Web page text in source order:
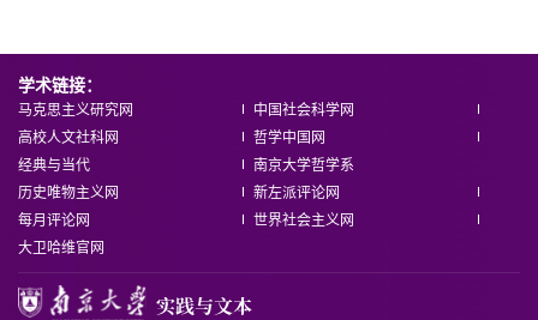
学术链接：
马克思主义研究网
中国社会科学网
高校人文社科网
哲学中国网
经典与当代
南京大学哲学系
历史唯物主义网
新左派评论网
每月评论网
世界社会主义网
大卫哈维官网